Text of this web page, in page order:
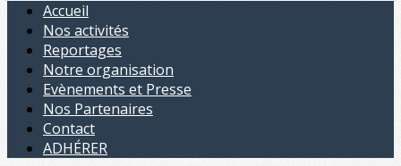
Accueil
Nos activités
Reportages
Notre organisation
Evènements et Presse
Nos Partenaires
Contact
ADHÉRER